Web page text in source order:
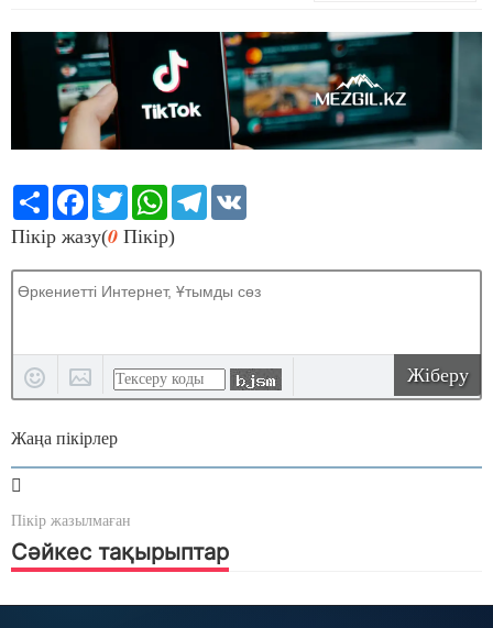
Share Facebook
TwitterWhatsApp
Telegram
Пікір жазу(0 Пікір)
Жіберу
Жаңа пікірлер
Пікір жазылмаған
Сәйкес тақырыптар